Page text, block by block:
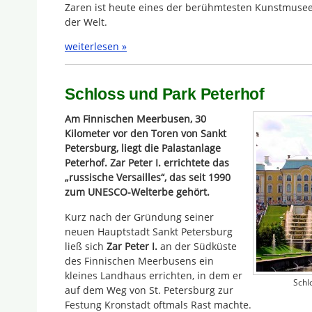
Zaren ist heute eines der berühmtesten
der Welt.
weiterlesen »
Schloss und Park Peterhof
Am Finnischen Meerbusen, 30
Kilometer vor den Toren von Sankt
Petersburg, liegt die Palastanlage
Peterhof. Zar Peter I. errichtete das
„russische Versailles“, das seit 1990
zum UNESCO-Welterbe gehört.
Kurz nach der Gründung seiner
neuen Hauptstadt Sankt Petersburg
ließ sich Zar Peter I. an der Südküste
des Finnischen Meerbusens ein
kleines Landhaus errichten, in dem er
auf dem Weg von St. Petersburg zur
Festung Kronstadt oftmals Rast machte.